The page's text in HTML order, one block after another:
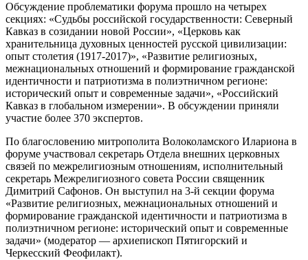
Обсуждение проблематики форума прошло на четырех
секциях: «Судьбы российской государственности: Северный
Кавказ в созидании новой России», «Церковь как
хранительница духовных ценностей русской цивилизации:
опыт столетия (1917-2017)», «Развитие религиозных,
межнациональных отношений и формирование гражданской
идентичности и патриотизма в полиэтничном регионе:
исторический опыт и современные задачи», «Российский
Кавказ в глобальном измерении». В обсуждении приняли
участие более 370 экспертов.
По благословению митрополита Волоколамского Илариона в
форуме участвовал секретарь Отдела внешних церковных
связей по межрелигиозным отношениям, исполнительный
секретарь Межрелигиозного совета России священник
Димитрий Сафонов. Он выступил на 3-й секции форума
«Развитие религиозных, межнациональных отношений и
формирование гражданской идентичности и патриотизма в
полиэтничном регионе: исторический опыт и современные
задачи» (модератор — архиепископ Пятигорский и
Черкесский Феофилакт).